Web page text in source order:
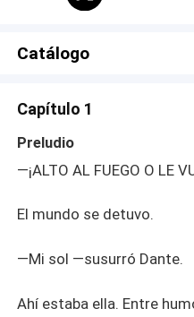
condenarlo para siempre.
princesa encerrada en una
hombre que jamás eligió,
ser moneda de cambio. En
para no perder su libertad?
Catálogo
Capítulo 1
Preludio
—¡ALTO AL FUEGO O LE
El mundo se detuvo.
—Mi sol —susurró Dante.
Ahí estaba ella. Entre